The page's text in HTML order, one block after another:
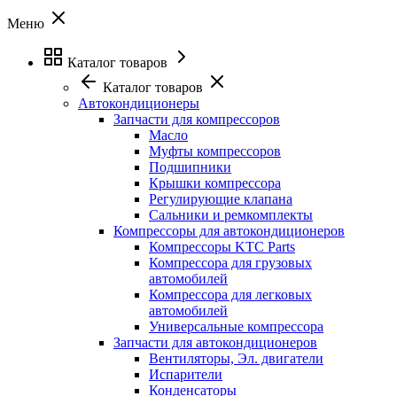
Меню
Каталог товаров
Каталог товаров
Автокондиционеры
Запчасти для компрессоров
Масло
Муфты компрессоров
Подшипники
Крышки компрессора
Регулирующие клапана
Сальники и ремкомплекты
Компрессоры для автокондиционеров
Компрессоры KTC Parts
Компрессора для грузовых
автомобилей
Компрессора для легковых
автомобилей
Универсальные компрессора
Запчасти для автокондиционеров
Вентиляторы, Эл. двигатели
Испарители
Конденсаторы